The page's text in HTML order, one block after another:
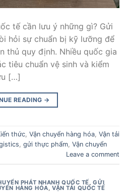
tế cần lưu ý những gì? Gửi
hỏi sự chuẩn bị kỹ lưỡng để
thủ quy định. Nhiều quốc gia
tiêu chuẩn vệ sinh và kiểm
[…]
READING →
thức, Vận chuyển hàng hóa, Vận tải
, gửi thực phẩm, Vận chuyển
Leave a comment
PHÁT NHANH QUỐC TẾ,GỬI
HÀNG HÓA,VẬN TẢI QUỐC TẾ